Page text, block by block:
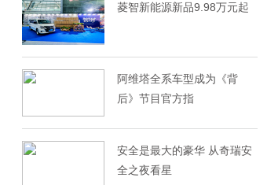
菱智新能源新品9.98万元起
阿维塔全系车型成为《背
后》节目官方指
安全是最大的豪华 从奇瑞安
全之夜看星